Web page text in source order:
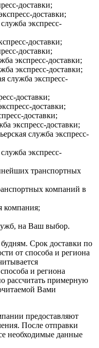
доставки;
доставки;
экспресс-
доставки;
доставки;
экспресс-доставки;
экспресс-доставки;
служба экспресс-
доставки;
доставки;
доставки;
экспресс-доставки;
служба экспресс-
экспресс-
транспортных
компаний в
компания;
на Ваш выбор.
Срок доставки по
от способа и региона
и региона
рассчитать примерную
Вами
предоставляют
После отправки
необходимые данные